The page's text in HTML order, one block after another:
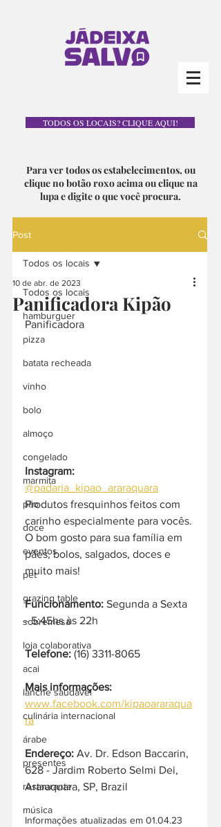
TODOS OS LOCAIS? CLIQUE AQUI!
Para ver todos os estabelecimentos, ou
clique no botão roxo acima ou clique na
lupa e digite o que você procura.
Post
Todos os locais
hamburguer
pizza
batata recheada
vinho
bolo
almoço
congelado
marmita
pão
doce
eventos
pet
grazing table
sobremesa
loja colaborativa
acai
lanche saudável
culinária internacional
árabe
presentes
restaurante
música
Todos os locais
Panificadora Kipão
10 de abr. de 2023
Panificadora
Instagram:
@padaria_kipao_araraquara
Produtos fresquinhos feitos com
carinho especialmente para vocês.
O bom gosto para sua família em
pães, bolos, salgados, doces e
muito mais!
Funcionamento: Segunda a Sexta
- 5:45hs às 22h
Telefone: (16) 3311-8065
Mais informações:
www.facebook.com/kipaoararaqua
ra
Endereço: Av. Dr. Edson Baccarin,
628 - Jardim Roberto Selmi Dei,
Araraquara, SP, Brazil
Informações atualizadas em 01.04.23